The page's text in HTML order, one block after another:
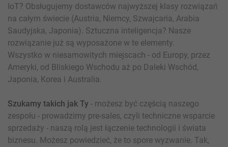
IoT? Obsługujemy dostawców najwyższej klasy rozwiązań
na całym świecie (Austria, Niemcy, Szwajcaria, Arabia
Saudyjska, Japonia). Sztuczna inteligencja? Nasze
rozwiązanie już są wyposażone w te elementy.
Wszystko w niesamowitych miejscach - od Europy, przez
Ameryki, od Bliskiego Wschodu aż po Daleki Wschód,
Japonia, Korea i Australia.
Szukamy takich jak Ty - możesz być częścią naszego
zespołu - prowadzimy pre-sales, czyli techniczne wsparcie
sprzedaży - naszą rolą jest łączenie technologii i świata
biznesu. Możesz powiedzieć, że to spore wyzwanie. Tak,